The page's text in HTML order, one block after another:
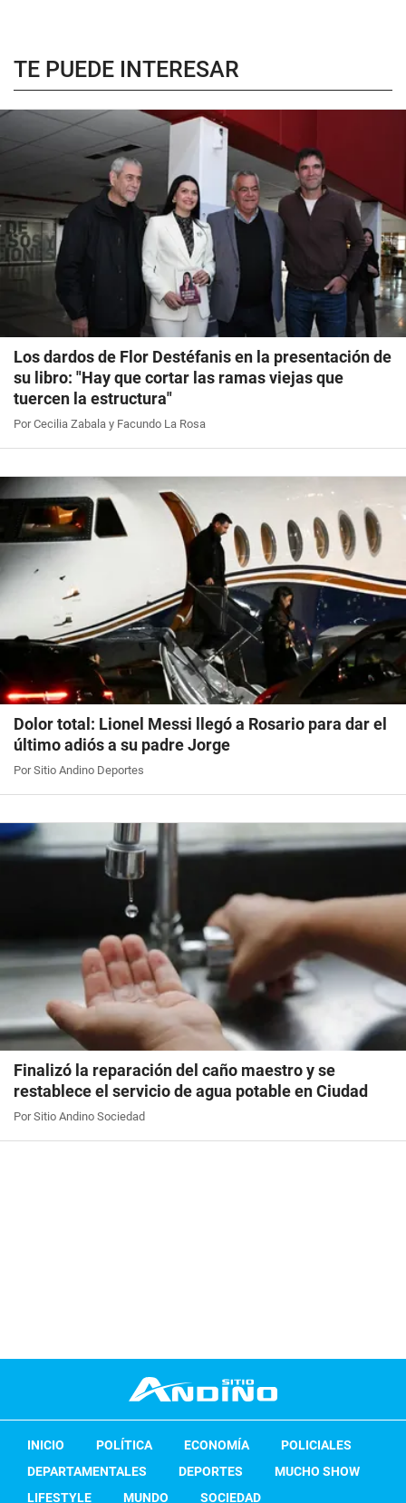
TE PUEDE INTERESAR
Los dardos de Flor Destéfanis en la presentación de
su libro: "Hay que cortar las ramas viejas que
tuercen la estructura"
Por Cecilia Zabala y Facundo La Rosa
Dolor total: Lionel Messi llegó a Rosario para dar el
último adiós a su padre Jorge
Por Sitio Andino Deportes
Finalizó la reparación del caño maestro y se
restablece el servicio de agua potable en Ciudad
Por Sitio Andino Sociedad
INICIO POLÍTICA ECONOMÍA
POLICIALES
DEPARTAMENTALES
DEPORTES
MUCHO SHOW
LIFESTYLE
MUNDO SOCIEDAD